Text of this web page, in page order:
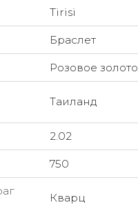
Tirisi
Браслет
Розовое золото
Таиланд
2.02
750
Кварц